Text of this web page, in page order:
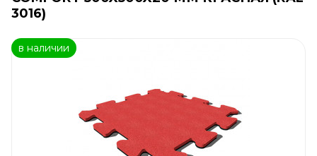
3016)
в наличии